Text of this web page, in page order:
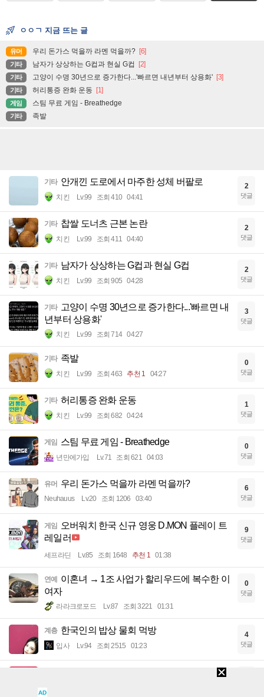
ㅇㅇㄱ 지금 뜨는 글
유머 우리 돈가스 먹을까 라멘 먹을까? [6]
기타 남자가 상상하는 G컵과 현실 G컵 [2]
기타 고양이 수명 30년으로 증가한다...'빠르면 내년부터 상용화' [3]
기타 허리통증 완화 운동 [1]
게임 스팀 무료 게임 - Breathedge
기타 족발
기타 안개낀 도로에서 마주한 성체 버팔로
치킨 Lv.99 조회 410 04:41
2
댓글
기타 찹쌀 도너츠 근본 논란
치킨 Lv.99 조회 411 04:40
2
댓글
기타 남자가 상상하는 G컵과 현실 G컵
치킨 Lv.99 조회 905 04:28
2
댓글
기타 고양이 수명 30년으로 증가한다...'빠르면 내
년부터 상용화'
치킨 Lv.99 조회 714 04:27
3
댓글
기타 족발
치킨 Lv.99 조회 463 추천 1 04:27
0
댓글
기타 허리통증 완화 운동
치킨 Lv.99 조회 682 04:24
1
댓글
게임 스팀 무료 게임 - Breathedge
년만에가입 Lv.71 조회 621 04:03
0
댓글
유머 우리 돈가스 먹을까 라멘 먹을까?
Neuhauus Lv.20 조회 1206 03:40
6
댓글
게임 오버워치 한국 신규 영웅 D.MON 플레이 트
레일러
세프라딘 Lv.85 조회 1648 추천 1 01:38
9
댓글
연예 이혼녀 → 1조 사업가 할리우드에 복수한 이
여자
라라크로포드 Lv.87 조회 3221 01:31
0
댓글
계층 한국인의 밥상 물회 먹방
입사 Lv.94 조회 2515 01:23
4
댓글
AD